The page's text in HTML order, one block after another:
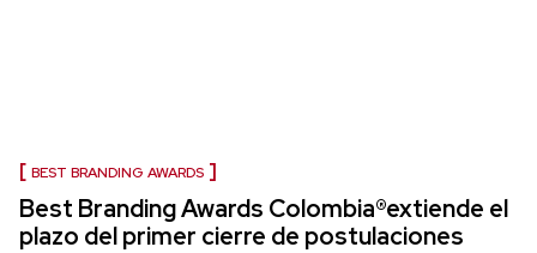
BEST BRANDING AWARDS
Best Branding Awards Colombia®extiende el
plazo del primer cierre de postulaciones